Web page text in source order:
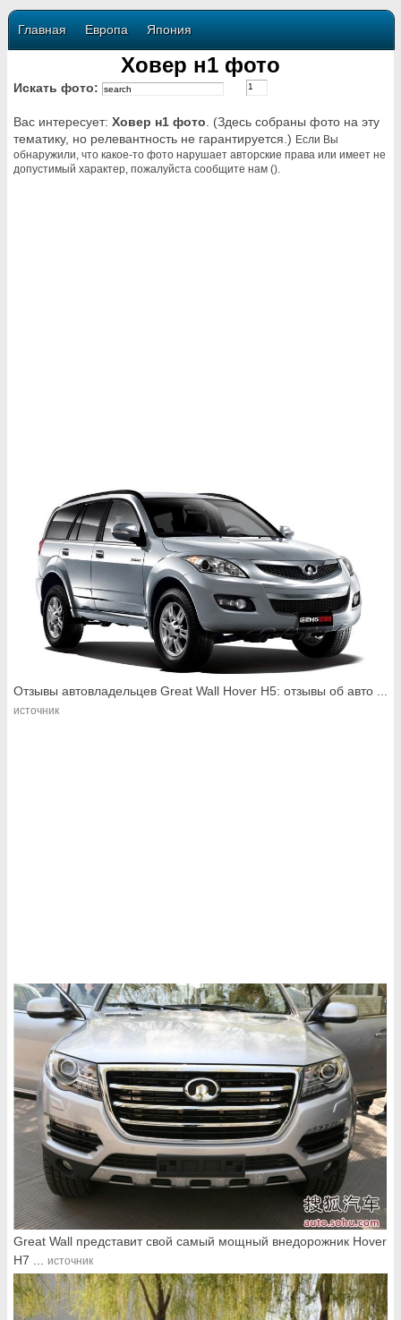
Главная Европа Япония
Ховер н1 фото
Искать фото:
Вас интересует: Ховер н1 фото . (Здесь собраны фото на эту
тематику, но релевантность не гарантируется.) Если Вы
обнаружили, что какое-то фото нарушает авторские права или имеет не
допустимый характер, пожалуйста сообщите нам ().
Отзывы автовладельцев Great Wall Hover H5: отзывы об авто ...
источник
Great Wall представит свой самый мощный внедорожник Hover
H7 ... источник